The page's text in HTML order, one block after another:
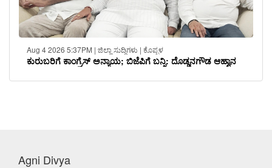
Aug 4 2026 5:37PM | ಜಿಲ್ಲಾ ಸುದ್ದಿಗಳು | ಕೊಪ್ಪಳ
ಕುರುಬರಿಗೆ ಕಾಂಗ್ರೆಸ್ ಅನ್ಯಾಯ; ಬಿಜೆಪಿಗೆ ಬನ್ನಿ: ದೊಡ್ಡನಗೌಡ ಆಹ್ವಾನ
Agni Divya